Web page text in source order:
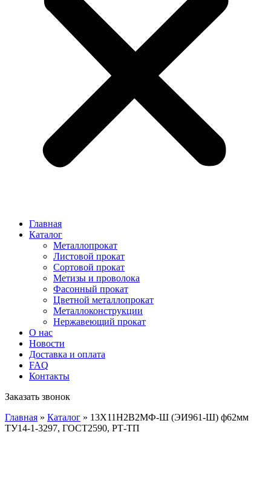
Главная
Каталог
Металлопрокат
Листовой прокат
Сортовой прокат
Метизы и проволока
Фасонный прокат
Цветной металлопрокат
Металлоконструкции
Нержавеющий прокат
О нас
Новости
Доставка и оплата
FAQ
Контакты
Заказать звонок
Главная » Каталог » 13Х11Н2В2МФ-Ш (ЭИ961-Ш) ф62мм
ТУ14-1-3297, ГОСТ2590, РТ-ТП